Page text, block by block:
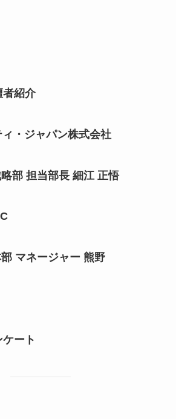
紹介
ィ・ジャパン株式会社
部 担当部長 細江 正悟
マネージャー 熊野
ート